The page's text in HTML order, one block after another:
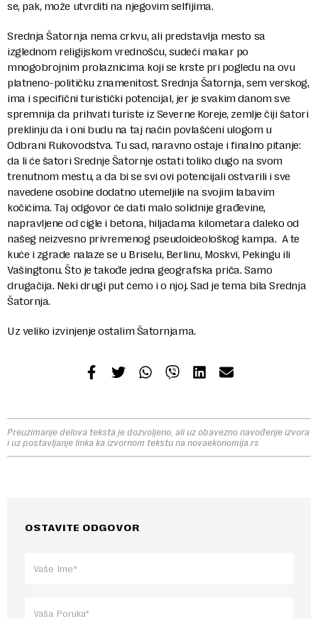
se, pak, može utvrditi na njegovim selfijima.
Srednja Šatornja nema crkvu, ali predstavlja mesto sa
izglednom religijskom vrednošću, sudeći makar po
mnogobrojnim prolaznicima koji se krste pri pogledu na ovu
platneno-političku znamenitost. Srednja Šatornja, sem verskog,
ima i specifični turistički potencijal, jer je svakim danom sve
spremnija da prihvati turiste iz Severne Koreje, zemlje čiji šatori
preklinju da i oni budu na taj način povlašćeni ulogom u
Odbrani Rukovodstva. Tu sad, naravno ostaje i finalno pitanje:
da li će šatori Srednje Šatornje ostati toliko dugo na svom
trenutnom mestu, a da bi se svi ovi potencijali ostvarili i sve
navedene osobine dodatno utemeljile na svojim labavim
kočićima. Taj odgovor će dati malo solidnije građevine,
napravljene od cigle i betona, hiljadama kilometara daleko od
našeg neizvesno privremenog pseudoideološkog kampa. A te
kuće i zgrade nalaze se u Briselu, Berlinu, Moskvi, Pekingu ili
Vašingtonu. Što je takođe jedna geografska priča. Samo
drugačija. Neki drugi put ćemo i o njoj. Sad je tema bila Srednja
Šatornja.
Uz veliko izvinjenje ostalim Šatornjama.
Preuzimanje delova teksta je dozvoljeno, ali uz obavezno navođenje izvora
i uz postavljanje linka ka izvornom tekstu na novaekonomija.rs
OSTAVITE ODGOVOR